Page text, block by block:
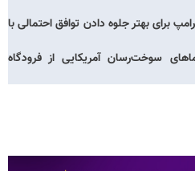
برای بهتر جلوه دادن توافق احتمالی با
سوخت‌رسان آمریکایی از فرودگاه